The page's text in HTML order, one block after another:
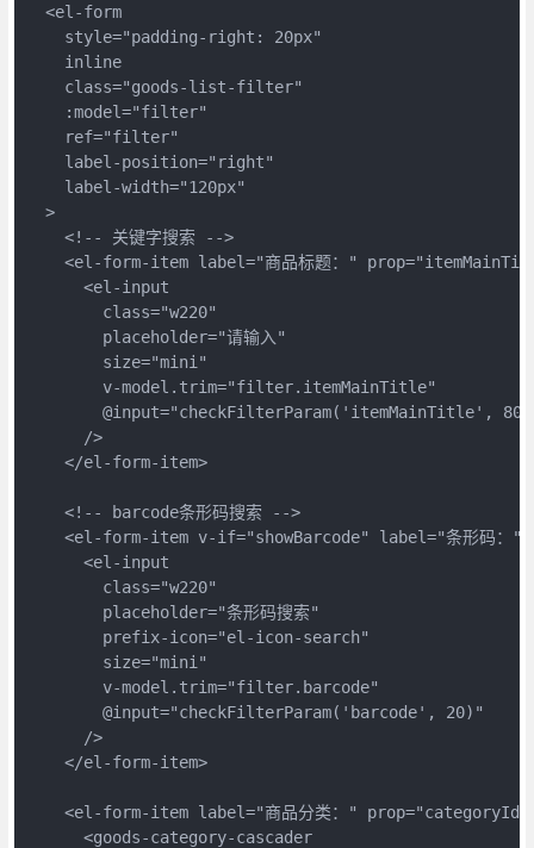
  <el-form
    style="padding-right: 20px"
    inline
    class="goods-list-filter"
    :model="filter"
    ref="filter"
    label-position="right"
    label-width="120px"
  >
    <!-- 关键字搜索 -->
<el-form-item label="商品标题："
      <el-input
        class="w220"
        placeholder="请输入"
        size="mini"
        v-model.trim="filter.itemMainTitle"
@input="checkFilterParam('itemMainTitle',
      />
    </el-form-item>
    <!-- barcode条形码搜索 -->
<el-form-item v-if="showBarcode" label="条形码："
      <el-input
        class="w220"
        placeholder="条形码搜索"
        prefix-icon="el-icon-search"
        size="mini"
        v-model.trim="filter.barcode"
        @input="checkFilterParam('barcode', 20)"
      />
    </el-form-item>
<el-form-item label="商品分类："
      <goods-category-cascader